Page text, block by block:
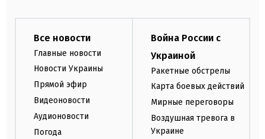
Все новости
Главные новости
Новости Украины
Прямой эфир
Видеоновости
Аудионовости
Погода
Война России с
Украиной
Ракетные обстрелы
Карта боевых действий
Мирные переговоры
Воздушная тревога в
Украине